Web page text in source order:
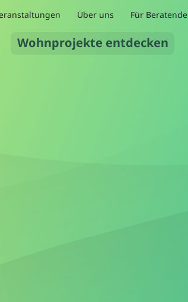
Wohnprojekte entdecken
Über uns Für Beratende